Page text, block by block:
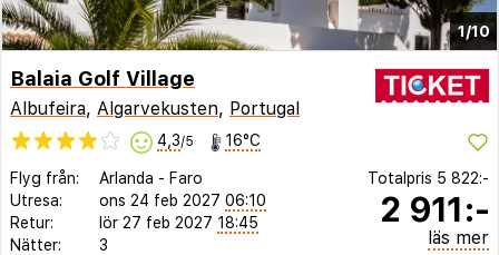
1/10
Balaia Golf Village
Albufeira, Algarvekusten, Portugal
4,3/5 16°C
Flyg från: Arlanda - Faro
Utresa:
ons 24 feb 2027 06:10
Retur:
lör 27 feb 2027 18:45
Nätter:
3
Totalpris 5 822:-
2 911:-
läs mer